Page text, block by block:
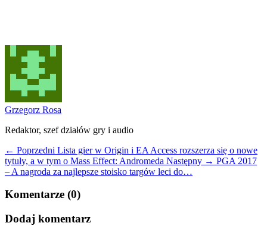
Grzegorz Rosa
Redaktor, szef działów gry i audio
← Poprzedni Lista gier w Origin i EA Access rozszerza się o nowe
tytuły, a w tym o Mass Effect: Andromeda Następny → PGA 2017
– A nagroda za najlepsze stoisko targów leci do…
Komentarze (0)
Dodaj komentarz